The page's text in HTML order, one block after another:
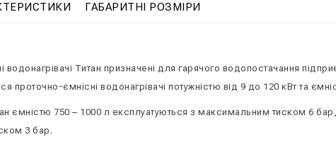
ГАБАРИТНІ РОЗМІРИ
водонагрівачі Титан призначені для гарячого водопостачання
проточно-ємнісні водонагрівачі потужністю від 9 до 120 кВт та
ємністю 750 – 1000 л експлуатуються з максимальним тиском 6
3 бар.